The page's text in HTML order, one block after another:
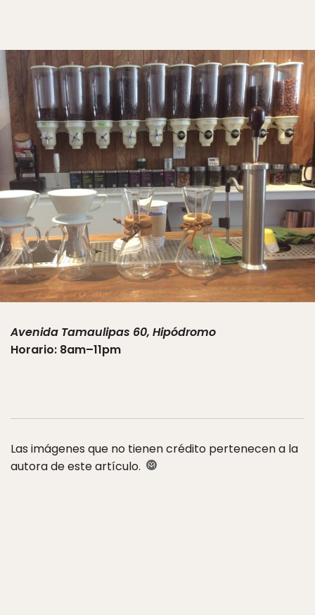
Avenida Tamaulipas 60, Hipódromo
Horario: 8am–11pm
Las imágenes que no tienen crédito pertenecen a la
autora de este artículo.